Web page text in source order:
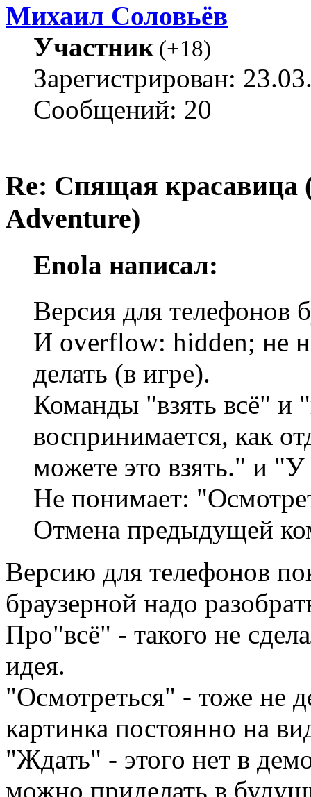
Михаил Соловьёв
Участник(+18)
Зарегистрирован:
Сообщений: 20
Re: Спящая красавица
Adventure)
Enola написал:
Версия для телефонов
И overflow: hidden; не
делать (в игре).
Команды "взять всё" и
воспринимается, как
можете это взять." и
Не понимает:
Отмена предыдущей
Версию для телефонов
браузерной надо
Про"всё" - такого не
идея.
"Осмотреться" - тоже не
картинка постоянно на
"Ждать" - этого нет в
можно приделать в